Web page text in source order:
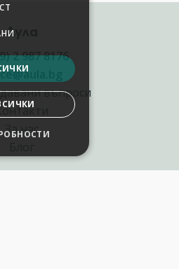
Аула
2 987 8176
въпроси
За нас